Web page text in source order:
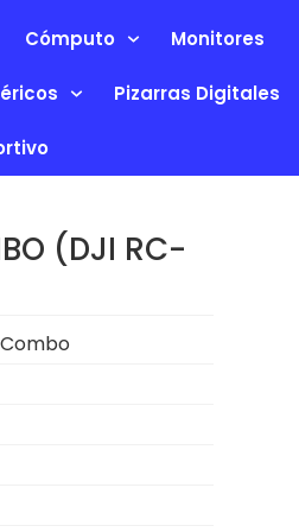
Cómputo Monitores
Pizarras Digitales
(DJI RC-